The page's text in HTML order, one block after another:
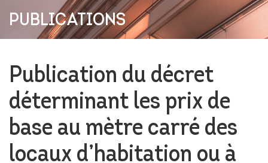
PUBLICATIONS
Publication du décret
déterminant les prix de
base au mètre carré des
locaux d’habitation ou à